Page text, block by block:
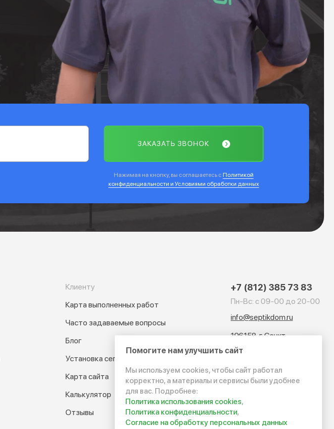
ЗАКАЗАТЬ ЗВОНОК
Нажимая на кнопку, вы соглашаетесь с Политикой
конфиденциальности и Условиями обработки данных
Клиенту
Карта выполненных работ
Часто задаваемые вопросы
Блог
Установка септиков
Карта сайта
Калькулятор
Отзывы
+7 (812) 385 73 83
Пн-Вс: с 09-00 до 20-00
info@septikdom.ru
196158, г. Санкт-
Петербург, ул. Ленсовета
97, ТРЦ "Континент", офис
503
Помогите нам улучшить сайт
Мы используем cookies, чтобы сайт работал
корректно, а материалы и сервисы были удобнее
для вас. Подробнее:
Политика использования cookies,
Политика конфиденциальности,
Согласие на обработку персональных данных